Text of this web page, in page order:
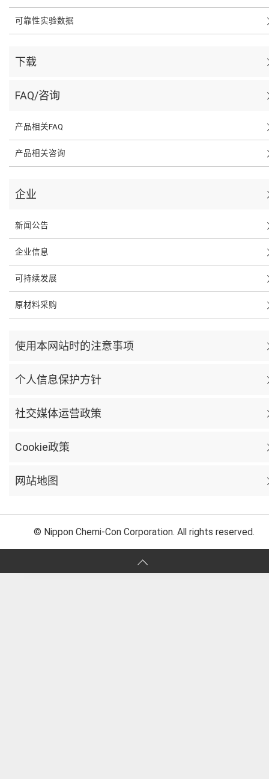
可靠性实验数据
下载
FAQ/咨询
产品相关FAQ
产品相关咨询
企业
新闻公告
企业信息
可持续发展
原材料采购
使用本网站时的注意事项
个人信息保护方针
社交媒体运营政策
Cookie政策
网站地图
© Nippon Chemi-Con Corporation. All rights reserved.